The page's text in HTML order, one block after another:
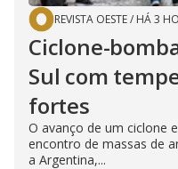
REVISTA OESTE/ HÁ 3
Ciclone-
Sul com
fortes
O avanço de um ciclone
encontro de massas de
a Argentina,...